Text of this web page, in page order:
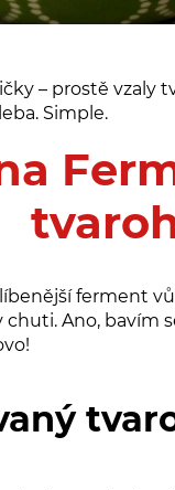
– prostě vzaly
Simple.
F
ferment
chuti. Ano, bavím